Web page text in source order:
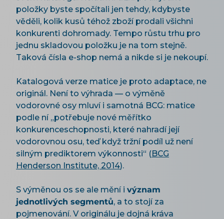
položky byste spočítali jen tehdy, kdybyste
věděli, kolik kusů téhož zboží prodali všichni
konkurenti dohromady. Tempo růstu trhu pro
jednu skladovou položku je na tom stejně.
Taková čísla e-shop nemá a nikde si je nekoupí.
Katalogová verze matice je proto adaptace, ne
originál. Není to výhrada — o výměně
vodorovné osy mluví i samotná BCG: matice
podle ní „potřebuje nové měřítko
konkurenceschopnosti, které nahradí její
vodorovnou osu, teď když tržní podíl už není
silným prediktorem výkonnosti“ (BCG
Henderson Institute, 2014).
S výměnou os se ale mění i význam
jednotlivých segmentů, a to stojí za
pojmenování. V originálu je dojná kráva